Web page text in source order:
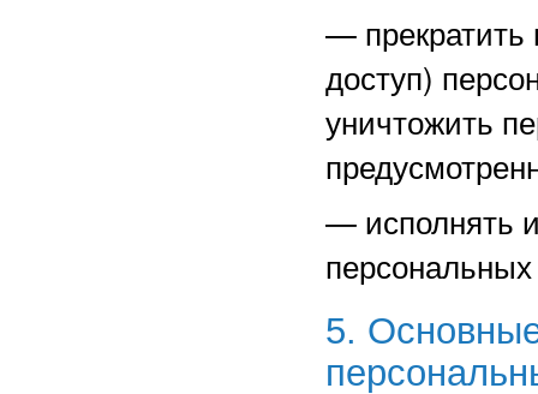
—
доступ)
уничтожить
— исполнять
5.